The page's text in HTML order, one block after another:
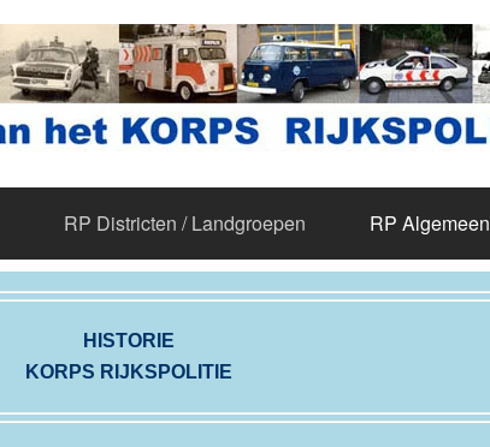
RP Districten / Landgroepen RP Algemeen
HISTORIE
KORPS RIJKSPOLITIE